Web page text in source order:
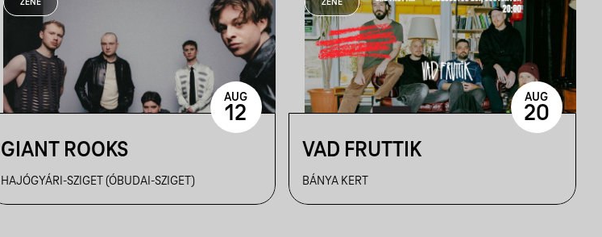
ZENE
GIANT ROOKS
HAJÓGYÁRI-SZIGET (ÓBUDAI-SZIGET)
AUG
12
ZENE
VAD FRUTTIK
BÁNYA KERT
AUG
20